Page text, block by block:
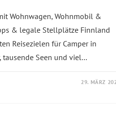
Wohnwagen, Wohnmobil &
& legale Stellplätze Finnland
Reisezielen für Camper in
tausende Seen und viel…
29. MÄRZ